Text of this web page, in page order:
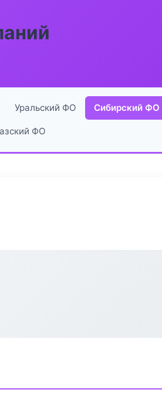
Уральский ФО Сибирский ФО
ФО